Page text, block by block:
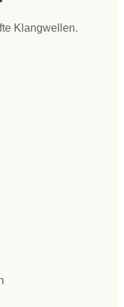
Klangwellen.